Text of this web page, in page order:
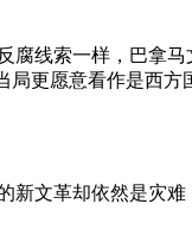
线索一样，巴拿
更愿意看作是西方
文革却依然是灾